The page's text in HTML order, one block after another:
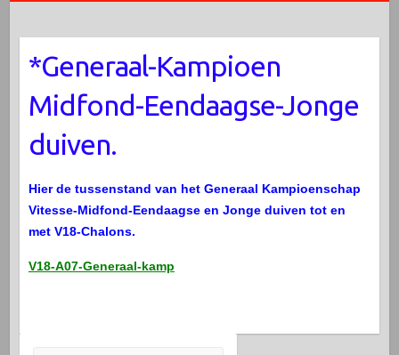
*Generaal-Kampioen
Midfond-Eendaagse-Jonge
duiven.
Hier de tussenstand van het Generaal Kampioenschap
Vitesse-Midfond-Eendaagse en Jonge duiven tot en
met V18-Chalons.
V18-A07-Generaal-kamp